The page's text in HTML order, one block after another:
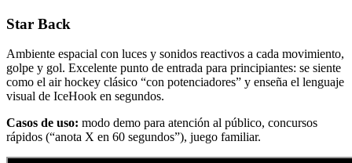
Star Back
Ambiente espacial con luces y sonidos reactivos a cada movimiento,
golpe y gol. Excelente punto de entrada para principiantes: se siente
como el air hockey clásico “con potenciadores” y enseña el lenguaje
visual de IceHook en segundos.
Casos de uso: modo demo para atención al público, concursos
rápidos (“anota X en 60 segundos”), juego familiar.